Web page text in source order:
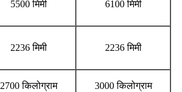
5500 मिमी 6100 मिमी
2236 मिमी 2236 मिमी
2700 किलोग्राम 3000 किलोग्राम